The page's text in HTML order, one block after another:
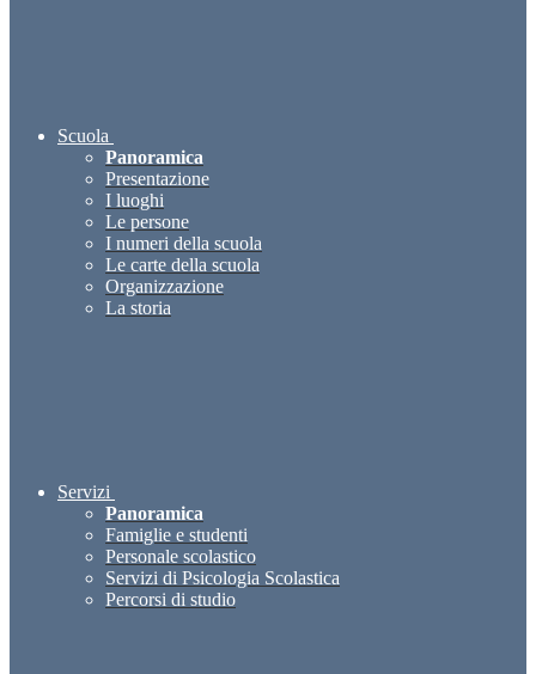
Scuola
Panoramica
Presentazione
I luoghi
Le persone
I numeri della scuola
Le carte della scuola
Organizzazione
La storia
Servizi
Panoramica
Famiglie e studenti
Personale scolastico
Servizi di Psicologia Scolastica
Percorsi di studio